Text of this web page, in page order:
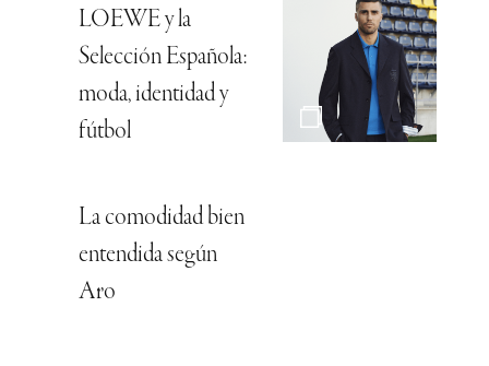
LOEWE y la
Selección Española:
moda, identidad y
fútbol
La comodidad bien
entendida según
Aro